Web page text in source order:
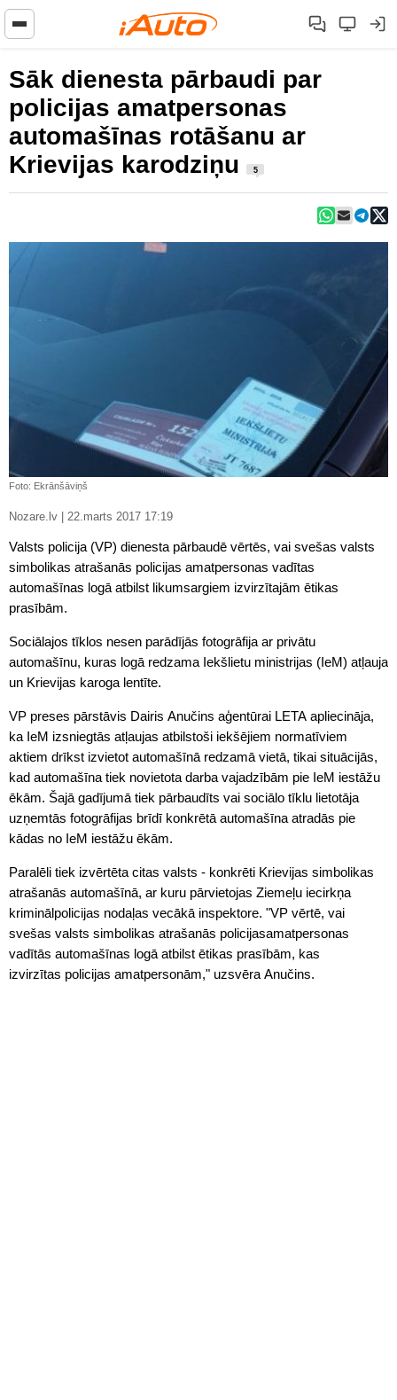
Sāk dienesta pārbaudi par
policijas amatpersonas
automašīnas rotāšanu ar
Krievijas karodziņu
5
Foto: Ekrānšāviņš
Nozare.lv | 22.marts 2017 17:19
Valsts policija (VP) dienesta pārbaudē vērtēs, vai svešas valsts
simbolikas atrašanās policijas amatpersonas vadītas
automašīnas logā atbilst likumsargiem izvirzītajām ētikas
prasībām.
Sociālajos tīklos nesen parādījās fotogrāfija ar privātu
automašīnu, kuras logā redzama Iekšlietu ministrijas (IeM) atļauja
un Krievijas karoga lentīte.
VP preses pārstāvis Dairis Anučins aģentūrai LETA apliecināja,
ka IeM izsniegtās atļaujas atbilstoši iekšējiem normatīviem
aktiem drīkst izvietot automašīnā redzamā vietā, tikai situācijās,
kad automašīna tiek novietota darba vajadzībām pie IeM iestāžu
ēkām. Šajā gadījumā tiek pārbaudīts vai sociālo tīklu lietotāja
uzņemtās fotogrāfijas brīdī konkrētā automašīna atradās pie
kādas no IeM iestāžu ēkām.
Paralēli tiek izvērtēta citas valsts - konkrēti Krievijas simbolikas
atrašanās automašīnā, ar kuru pārvietojas Ziemeļu iecirkņa
kriminālpolicijas nodaļas vecākā inspektore. "VP vērtē, vai
svešas valsts simbolikas atrašanās policijasamatpersonas
vadītās automašīnas logā atbilst ētikas prasībām, kas
izvirzītas policijas amatpersonām," uzsvēra Anučins.